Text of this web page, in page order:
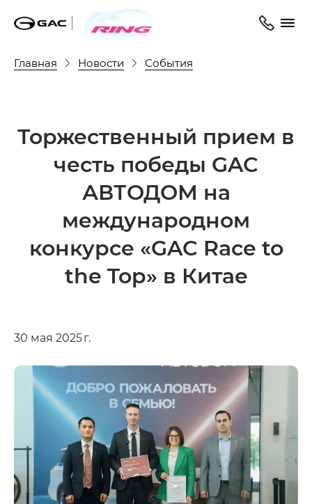
Главная Новости События
Торжественный прием в
честь победы GAC
АВТОДОМ на
международном
конкурсе «GAC Race to
the Top» в Китае
30 мая 2025 г.